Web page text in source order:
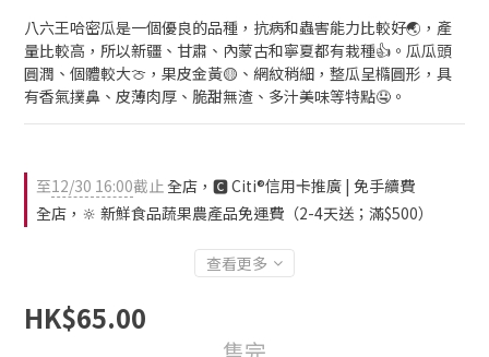
八六王哈密瓜是一個優良的品種，抗病和蟲害能力比較好🌏，產
量比較高，所以新疆、甘肅、內蒙古和寧夏都有栽種👍。瓜瓜頭
圓潤、個體較大🍈，果皮金黃🟡、網紋稍細，整瓜呈橢圓形，具
有香氣撲鼻、皮薄肉厚、脆甜無渣、多汁美味等特點🤤。
至12/30 16:00截止全店，🅲 Citi®信用卡推廣 | 免手續費
全店，🔆 新鮮食品蔬果農產品免運費（2-4天送；滿$500）
查看更多
HK$65.00